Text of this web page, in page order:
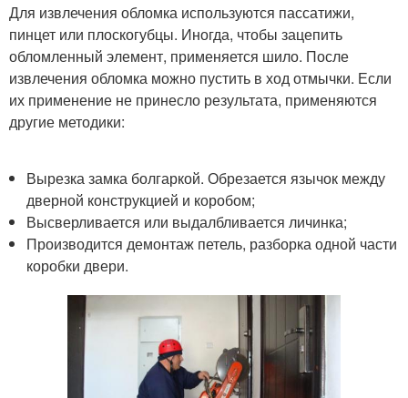
Для извлечения обломка используются пассатижи,
пинцет или плоскогубцы. Иногда, чтобы зацепить
обломленный элемент, применяется шило. После
извлечения обломка можно пустить в ход отмычки. Если
их применение не принесло результата, применяются
другие методики:
Вырезка замка болгаркой. Обрезается язычок между
дверной конструкцией и коробом;
Высверливается или выдалбливается личинка;
Производится демонтаж петель, разборка одной части
коробки двери.